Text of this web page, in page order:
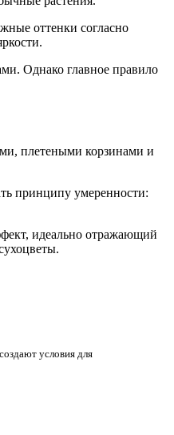
оттенки согласно
Однако главное правило
плетеными корзинами и
принципу умеренности:
идеально отражающий
условия для